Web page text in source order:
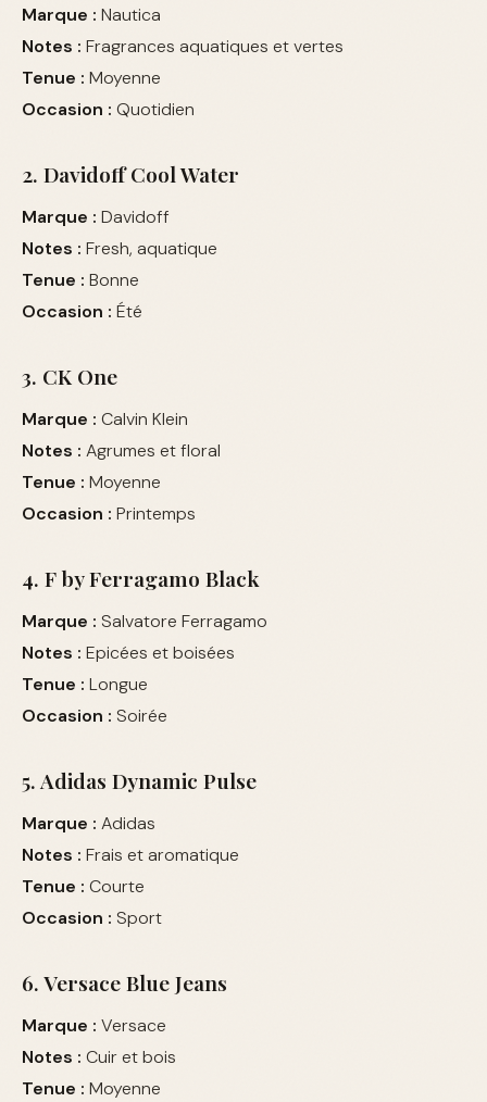
Marque : Nautica
Notes : Fragrances aquatiques et vertes
Tenue : Moyenne
Occasion : Quotidien
2. Davidoff Cool Water
Marque : Davidoff
Notes : Fresh, aquatique
Tenue : Bonne
Occasion : Été
3. CK One
Marque : Calvin Klein
Notes : Agrumes et floral
Tenue : Moyenne
Occasion : Printemps
4. F by Ferragamo Black
Marque : Salvatore Ferragamo
Notes : Epicées et boisées
Tenue : Longue
Occasion : Soirée
5. Adidas Dynamic Pulse
Marque : Adidas
Notes : Frais et aromatique
Tenue : Courte
Occasion : Sport
6. Versace Blue Jeans
Marque : Versace
Notes : Cuir et bois
Tenue : Moyenne